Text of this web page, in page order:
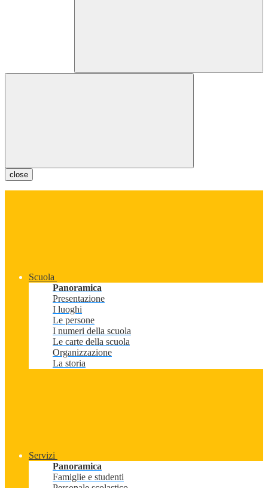
close
Scuola
Panoramica
Presentazione
I luoghi
Le persone
I numeri della scuola
Le carte della scuola
Organizzazione
La storia
Servizi
Panoramica
Famiglie e studenti